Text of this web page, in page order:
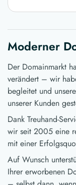
Moderner
Der Domainmarkt
verändert – wir
begleitet und
unserer Kunden
Dank Treuhand-
wir seit 2005 eine
mit einer
Auf Wunsch
Ihrer erworbenen